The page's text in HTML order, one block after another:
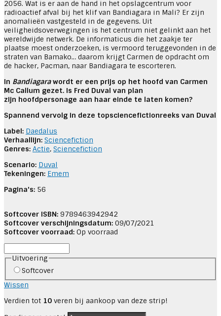
2056. Wat is er aan de hand in het opslagcentrum voor
radioactief afval bij het klif van Bandiagara in Mali? Er zijn
anomalieën vastgesteld in de gegevens. Uit
veiligheidsoverwegingen is het centrum niet gelinkt aan het
wereldwijde netwerk. De informaticus die het zaakje ter
plaatse moest onderzoeken, is vermoord teruggevonden in de
straten van Bamako… daarom krijgt Carmen de opdracht om
de hacker, Pacman, naar Bandiagara te escorteren.
In Bandiagarawordt er een prijs op het hoofd van Carmen
Mc Callum gezet. Is Fred Duval van plan
zijn hoofdpersonage aan haar einde te laten komen?
Spannend vervolg in deze topsciencefictionreeks van Duval
Label: Daedalus
Verhaallijn: Sciencefiction
Genres: Actie, Sciencefiction
Scenario: Duval
Tekeningen: Emem
Pagina's: 56
Softcover ISBN: 9789463942942
Softcover verschijningsdatum: 09/07/2021
Softcover voorraad: Op voorraad
Uitvoering
Softcover
Wissen
Verdien tot 10 veren bij aankoop van deze strip!